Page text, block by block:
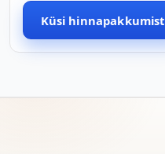
Küsi hinnapakkumist